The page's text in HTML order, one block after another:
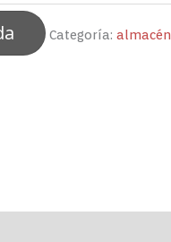
Categoría:almacén